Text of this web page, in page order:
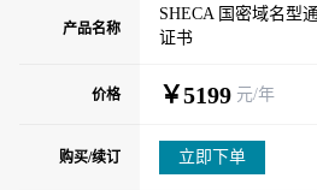
产品名称
价格
购买/续订
SHECA 国密域名型
证书
￥5199 元/年
立即下单